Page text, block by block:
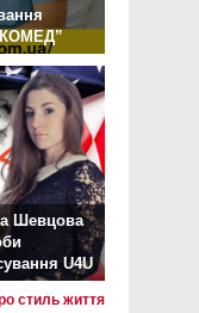
Шевцова
U4U
стиль життя